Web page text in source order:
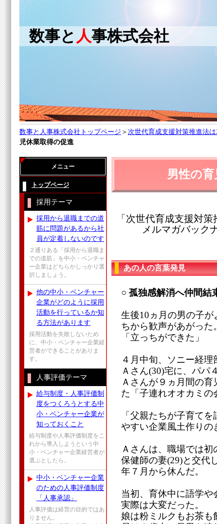
数事と 人事株式会社
数事と人事株式会社トップページ ＞ 次世代育成支援対策推進法
児休業取得の促進
男性の
「次世代育成支援対
メルマガバック
あの人の言葉発見
○ 孤独感解消へ仲間結
生後10ヵ月の男の子
ちから歓声があがった
「立っちができた」
４月中旬、ソニー経
Ａさん(30)宅に、パパ
Ａさんが９ヵ月間の
た「子連れオオカミの
「父親たちが子育て
やすい企業風土作りの
Ａさんは、職場では
保健師の妻(29)と交代
年７月から休んだ。
当初、育休中に語学
実際は大変だった。
娘は粉ミルクもお茶も
メニュー
トップページ
採用テーマ
採用から退職までの道
筋に問題があるから社
員が定着しないのです
２通りある「採用から退職ま
での道筋」を中小・ベンチャ
ー企業はどちらかしっかり選
択しましょう。
他の中小・ベンチャー
企業がどのように採用
活動を行っているか知
る方法があります
採用活動を失敗しないため
に、中小・ベンチャー企業経
営者ができることがありま
す。
人事評価テーマ
給与制度・人事評価制
度をつくろうとする中
小・ベンチャー企業が
知っておくこと
給与制度や人事評価制度をこ
れから導入しようという中
小・ベンチャー企業経営者が
選ぶとしたら。
中小・ベンチャー企業
のための人事評価制度
「人事承認」
人事評価は経営の目的ではあ
りません。